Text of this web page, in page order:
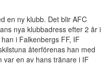
en ny klubb. Det blir AFC
nya klubbadress efter 2 år i
i Falkenbergs FF, IF
återförenas han med
var en av hans tränare i IF